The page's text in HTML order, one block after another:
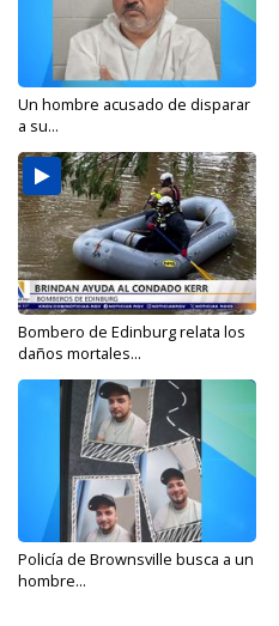
Un hombre acusado de disparar
a su...
Bombero de Edinburg relata los
daños mortales...
Policía de Brownsville busca a un
hombre...